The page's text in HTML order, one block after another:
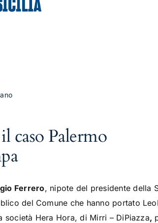
caso Palermo
Ferrero, nipote del presidente della
del Comune che hanno portato
società Hera Hora, di Mirri – DiPiazza,